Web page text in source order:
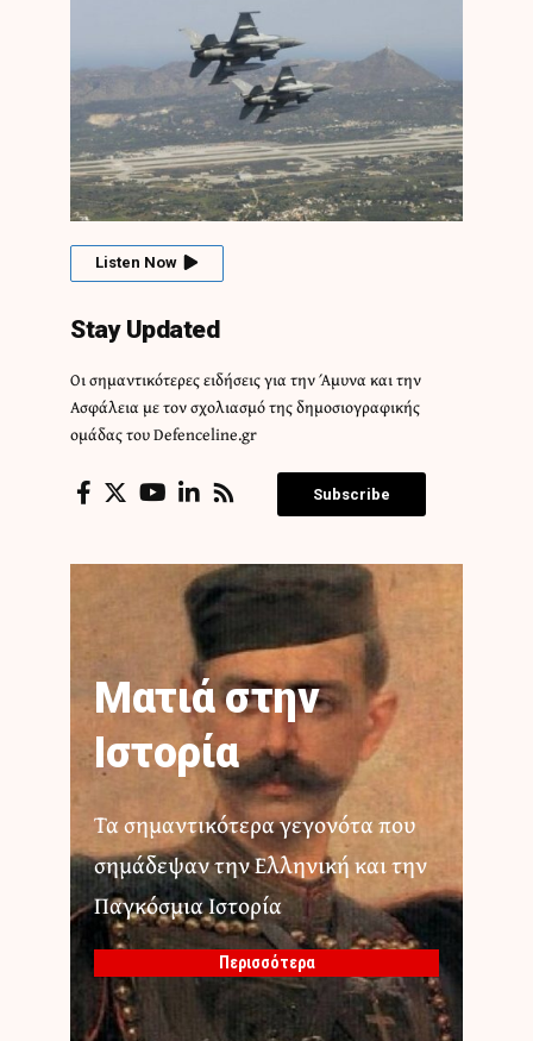
Listen Now
Stay Updated
Οι σημαντικότερες ειδήσεις για την Άμυνα και την
Ασφάλεια με τον σχολιασμό της δημοσιογραφικής
ομάδας του Defenceline.gr
Subscribe
Ματιά στην
Ιστορία
Τα σημαντικότερα γεγονότα που
σημάδεψαν την Ελληνική και την
Παγκόσμια Ιστορία
Περισσότερα